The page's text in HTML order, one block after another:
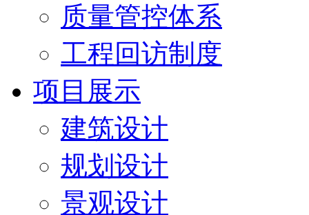
质量管控体系
工程回访制度
项目展示
建筑设计
规划设计
景观设计